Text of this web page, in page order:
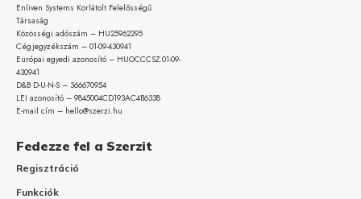
Enliven Systems Korlátolt Felelősségű
Társaság
Közösségi adószám – HU25962295
Cégjegyzékszám – 01-09-430941
Európai egyedi azonosító – HUOCCCSZ.01-09-
430941
D&B D-U-N-S – 366670954
LEI azonosító – 9845004CD193AC4B6338
E-mail cím – hello@szerzi.hu
Fedezze fel a Szerzit
Regisztráció
Funkciók